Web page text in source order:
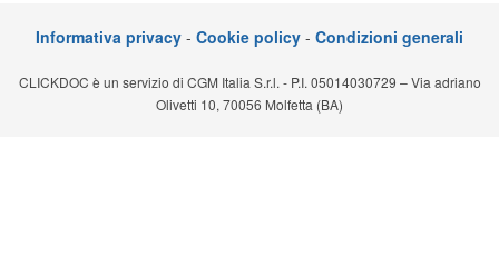
Teleconsulto
Informativa privacy - Cookie policy - Condizioni generali
CLICKDOC è un servizio di CGM Italia S.r.l. - P.I. 05014030729 – Via adriano
Olivetti 10, 70056 Molfetta (BA)